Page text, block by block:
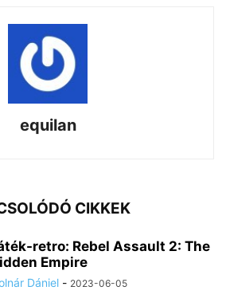
equilan
CIKKEK
retro: Rebel Assault 2: The
Empire
Dániel - 2023-06-05